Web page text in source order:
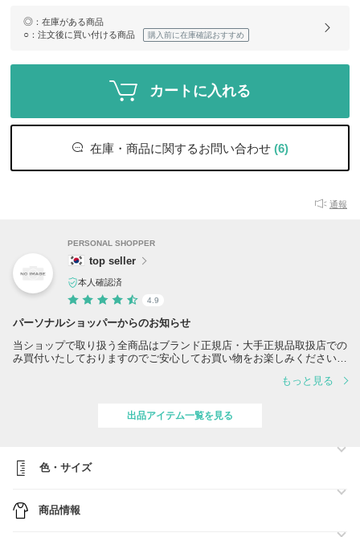
◎ ：在庫がある商品
○ ：注文後に買い付ける商品 購入前に在庫確認おすすめ
カートに入れる
在庫・商品に関するお問い合わせ (6)
通報
PERSONAL SHOPPER
top seller
本人確認済
4.9
パーソナルショッパーからのお知らせ
当ショップで取り扱う全商品はブランド正規店・大手正規品取扱店での
み買付いたしておりますのでご安心してお買い物をお楽しみください。
お探しの商品がございましたら、お気軽にお問い合わせください。全国
もっと見る
出品アイテム一覧を見る
色・サイズ
商品情報